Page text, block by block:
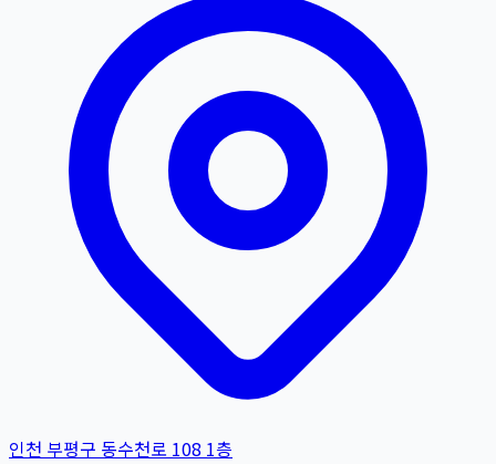
인천 부평구 동수천로 108 1층